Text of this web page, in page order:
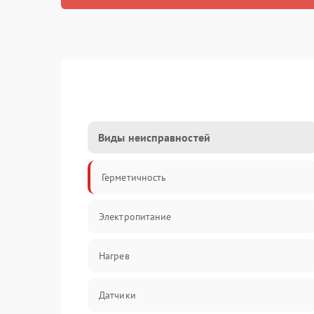
Виды неисправностей
Герметичность
Электропитание
Нагрев
Датчики